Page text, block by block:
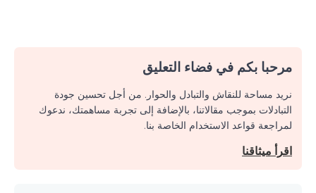
مرحبا بكم في فضاء التعليق
نريد مساحة للنقاش والتبادل والحوار. من أجل تحسين جودة
التبادلات بموجب مقالاتنا، بالإضافة إلى تجربة مساهمتك، ندعوك
لمراجعة قواعد الاستخدام الخاصة بنا.
اقرأ ميثاقنا